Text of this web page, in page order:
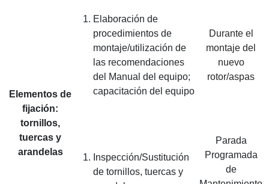
Elementos de
fijación:
tornillos,
tuercas y
arandelas
Elaboración de
procedimientos de
montaje/utilización de
las recomendaciones
del Manual del equipo;
capacitación del equipo
Durante el
montaje del
nuevo
rotor/aspas
Inspección/Sustitución
de tornillos, tuercas y
Parada
Programada
de